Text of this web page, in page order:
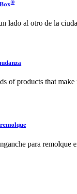
®
lado al otro de la
of products that
para remolque